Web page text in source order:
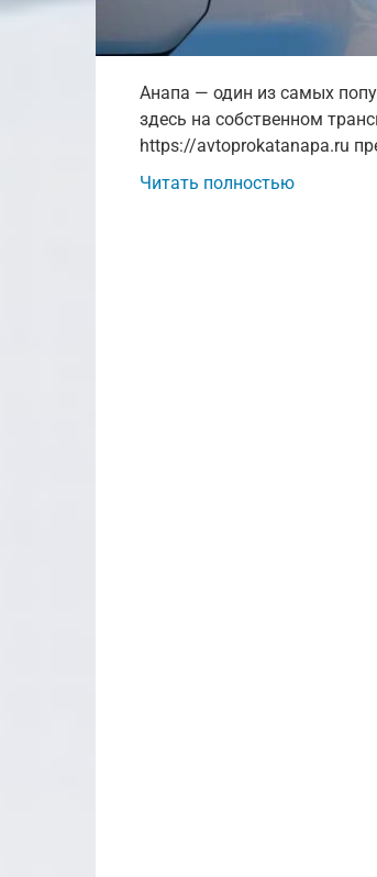
Анапа — один из самых
здесь на собственном
https://avtoprokatanapa.ru
Читать полностью